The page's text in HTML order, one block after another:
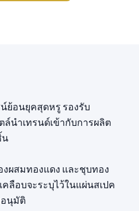
ย้อนยุคสุดหรู รองรับ
นำเทรนด์เข้ากับการผลิต
น
งผสมทองแดง และชุบทอง
คลือบจะระบุไว้ในแผ่นสเปค
อนุมัติ